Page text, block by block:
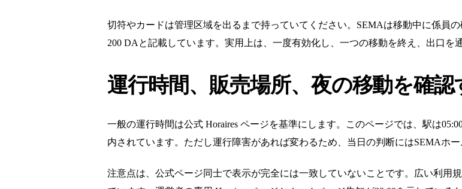
切符やカードは管理区域を出るまで持っていてください。SEMAは移動中に係員
200 DAと記載しています。実用上は、一度有効化し、一つの移動を終え、出口を
運行時間、販売場所、夜の移動を確認
一般の運行時間は公式 Horaires ページを基準にします。このページでは、駅は
内されています。ただし運行障害があれば変わるため、当日の判断にはSEMAホ
注意点は、公式ページ同士で表示が完全には一致していないことです。広い利用